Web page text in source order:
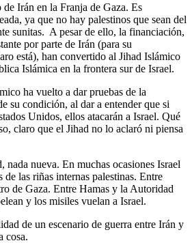
Irán en la Franja de Gaza. Es
ya que no hay palestinos que sean del
sunitas. A pesar de ello, la financiación,
por parte de Irán (para su
está), han convertido al Jihad Islámico
Islámica en la frontera sur de Israel.
ha vuelto a dar pruebas de la
su condición, al dar a entender que si
Unidos, ellos atacarán a Israel. Qué
claro que el Jihad no lo aclaró ni piensa
nada nueva. En muchas ocasiones Israel
de las riñas internas palestinas. Entre
de Gaza. Entre Hamas y la Autoridad
y los misiles vuelan a Israel.
de un escenario de guerra entre Irán y
cosa.